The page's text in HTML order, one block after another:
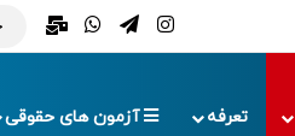
اینستاگرام
تلگرامواتس آپ
ایمیل
تعرفه آزمون های حقوقی